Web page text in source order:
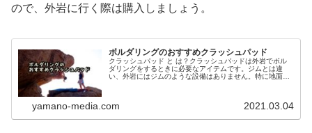
ので、外岩に行く際は購入しましょう。
ボルダリングのおすすめクラッシュパッド
クラッシュパッド と は？クラッシュパッドは外岩でボル
ダリングをするときに必要なアイテムです。ジムとは違
い、外岩にはジムのような設備はありません。特に地面は
yamano-media.com 2021.03.04